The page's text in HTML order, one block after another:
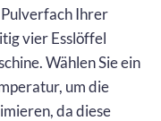
Ihrer
vier Esslöffel
Wählen Sie ein
um die
da diese